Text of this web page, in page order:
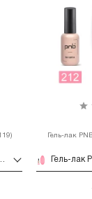
ногтей 8 мл (119)
Гель-лак